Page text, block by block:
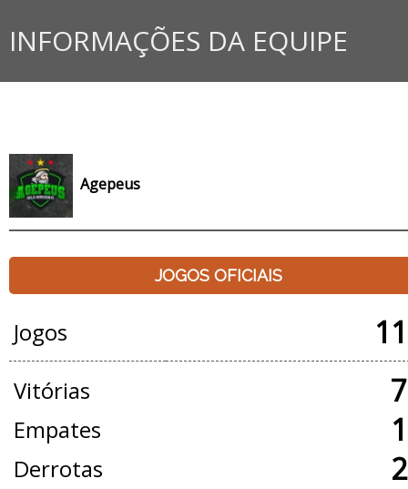
INFORMAÇÕES DA EQUIPE
Agepeus
JOGOS OFICIAIS
Jogos
Vitórias
Empates
Derrotas